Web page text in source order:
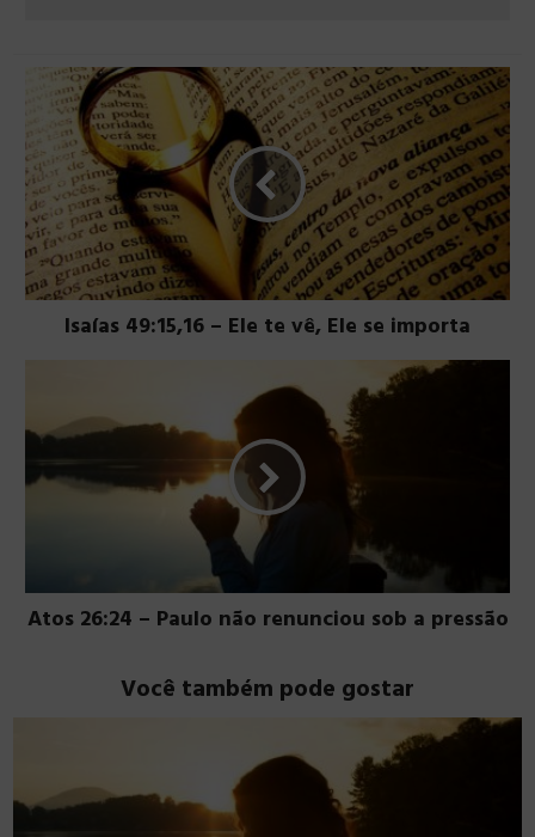
Isaías 49:15,16 – Ele te vê, Ele se importa
Atos 26:24 – Paulo não renunciou sob a pressão
Você também pode gostar